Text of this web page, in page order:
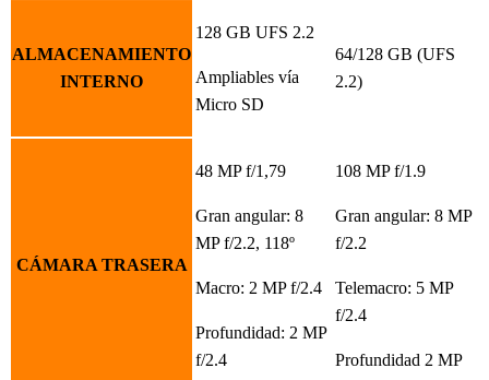
ALMACENAMIENTO
INTERNO
128 GB UFS 2.2
Ampliables vía
Micro SD
64/128 GB (UFS
2.2)
CÁMARA TRASERA
48 MP f/1,79
Gran angular: 8
MP f/2.2, 118º
Macro: 2 MP f/2.4
Profundidad: 2 MP
f/2.4
108 MP f/1.9
Gran angular: 8 MP
f/2.2
Telemacro: 5 MP
f/2.4
Profundidad 2 MP